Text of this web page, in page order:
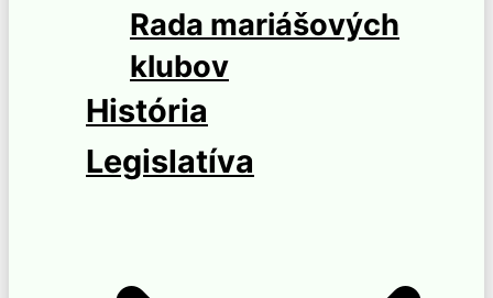
Rada mariášových
klubov
História
Legislatíva